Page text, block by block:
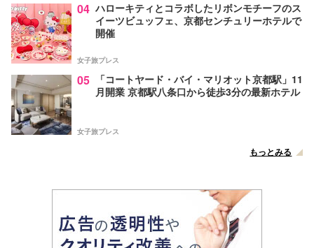
04 ハローキティとコラボしたリボンモチーフのス
イーツビュッフェ、京都センチュリーホテルで
開催
女子旅プレス
05
「コートヤード・バイ・マリオット京都駅」11
月開業 京都駅八条口から徒歩3分の最新ホテル
女子旅プレス
もっとみる